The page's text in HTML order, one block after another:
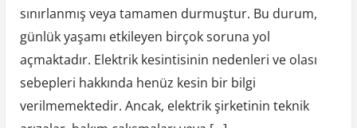
r
M
i
”
sınırlanmış veya tamamen durmuştur. Bu durum,
günlük yaşamı etkileyen birçok soruna yol
açmaktadır. Elektrik kesintisinin nedenleri ve olası
sebepleri hakkında henüz kesin bir bilgi
verilmemektedir. Ancak, elektrik şirketinin teknik